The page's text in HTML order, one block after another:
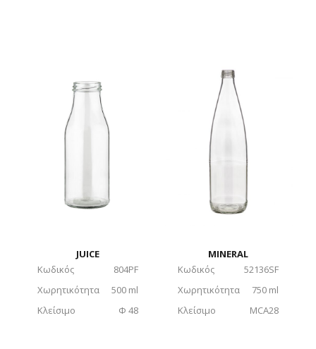
JUICE
Κωδικός
804PF
Χωρητικότητα
500 ml
Κλείσιμο
Φ 48
MINERAL
Κωδικός
52136SF
Χωρητικότητα
750 ml
Κλείσιμο
MCA28